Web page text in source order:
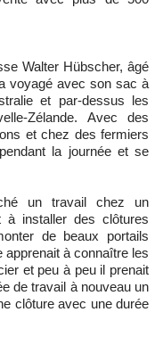
Walter Hübscher, âgé
voyagé avec son sac à
et par-dessus les
Zélande. Avec des
et chez des fermiers
la journée et se
un travail chez un
à installer des clôtures
de beaux portails
apprenait à connaître les
et peu à peu il prenait
de travail à nouveau un
clôture avec une durée